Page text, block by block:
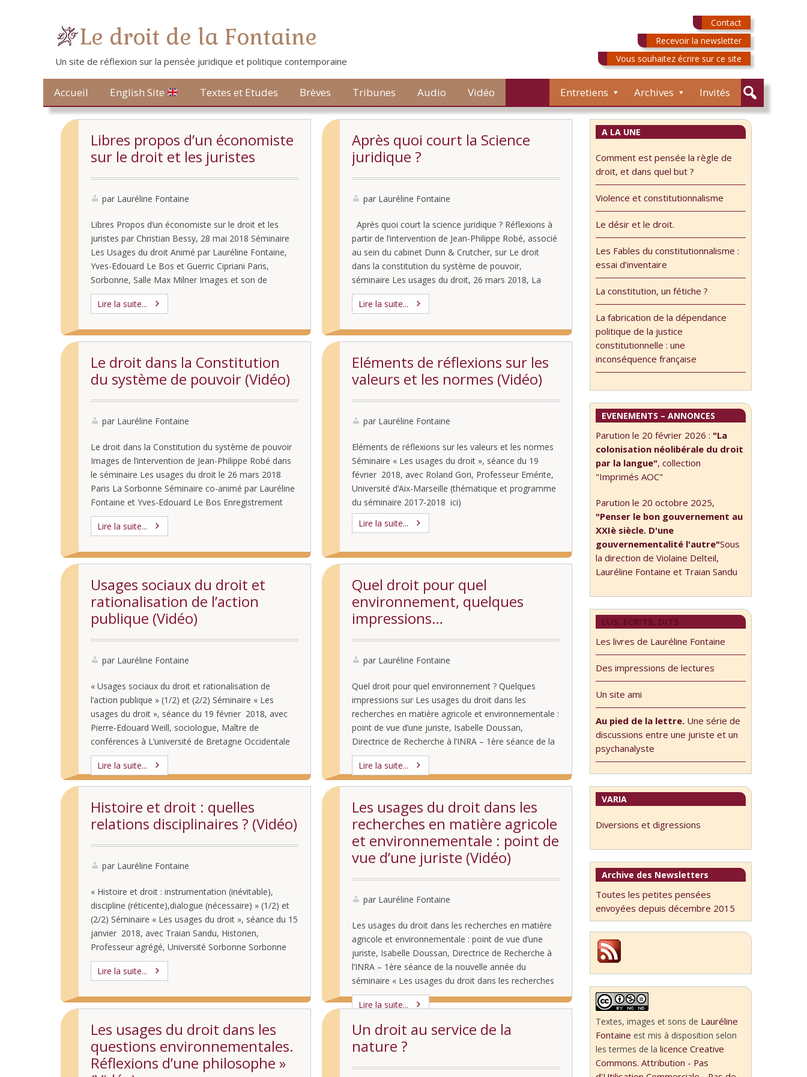
Le droit de la Fontaine
Un site de réflexion sur la pensée juridique et politique contemporaine
Contact
Recevoir la newsletter
Vous souhaitez écrire sur ce site
Contact
Accueil English Site Invités
Archives
Entretiens
Textes et Etudes Brèves Tribunes Audio Vidéo
Libres propos d’un économiste
sur le droit et les juristes
par Lauréline Fontaine
Libres Propos d’un économiste sur le droit et les
juristes par Christian Bessy, 28 mai 2018 Séminaire
Les Usages du droit Animé par Lauréline Fontaine,
Yves-Edouard Le Bos et Guerric Cipriani Paris,
Sorbonne, Salle Max Milner Images et son de
l’intervention (Parties 1 et 2)
Lire la suite...
Après quoi court la Science
juridique ?
par Lauréline Fontaine
Après quoi court la science juridique ? Réflexions à
partir de l’intervention de Jean-Philippe Robé, associé
au sein du cabinet Dunn & Crutcher, sur Le droit
dans la constitution du système de pouvoir,
séminaire Les usages du droit, 26 mars 2018, La
Sorbonne, Paris, animé par Lauréline Fontaine et
Yves-Edouard Le Bos Analyser un discours …
Lire la suite...
Le droit dans la Constitution
du système de pouvoir (Vidéo)
par Lauréline Fontaine
Le droit dans la Constitution du système de pouvoir
Images de l’intervention de Jean-Philippe Robé dans
le séminaire Les usages du droit le 26 mars 2018
Paris La Sorbonne Séminaire co-animé par Lauréline
Fontaine et Yves-Edouard Le Bos Enregistrement
vidéo en 2 parties Voir aussi quelques réflexions à
partir de l’intervention : Après quoi court …
Lire la suite...
Eléments de réflexions sur les
valeurs et les normes (Vidéo)
par Lauréline Fontaine
Eléments de réflexions sur les valeurs et les normes
Séminaire « Les usages du droit », séance du 19
février 2018, avec Roland Gori, Professeur Emérite,
Université d’Aix-Marseille (thématique et programme
du séminaire 2017-2018 ici)
Lire la suite...
Usages sociaux du droit et
rationalisation de l’action
publique (Vidéo)
par Lauréline Fontaine
« Usages sociaux du droit et rationalisation de
l’action publique » (1/2) et (2/2) Séminaire « Les
usages du droit », séance du 19 février 2018, avec
Pierre-Edouard Weill, sociologue, Maître de
conférences à L’université de Bretagne Occidentale
(thématique et programme du séminaire 2017-2018
ici)
Lire la suite...
Quel droit pour quel
environnement, quelques
impressions…
par Lauréline Fontaine
Quel droit pour quel environnement ? Quelques
impressions sur Les usages du droit dans les
recherches en matière agricole et environnementale :
point de vue d’une juriste, Isabelle Doussan,
Directrice de Recherche à l’INRA – 1ère séance de la
nouvelle année du séminaire « Les usages du droit
dans les recherches académiques en sciences
humaines et …
Lire la suite...
Histoire et droit : quelles
relations disciplinaires ? (Vidéo)
par Lauréline Fontaine
« Histoire et droit : instrumentation (inévitable),
discipline (réticente),dialogue (nécessaire) » (1/2) et
(2/2) Séminaire « Les usages du droit », séance du 15
janvier 2018, avec Traian Sandu, Historien,
Professeur agrégé, Université Sorbonne Sorbonne
Nouvelle (thématique et programme du séminaire
2017-2018 ici)
Lire la suite...
Les usages du droit dans les
recherches en matière agricole
et environnementale : point de
vue d’une juriste (Vidéo)
par Lauréline Fontaine
Les usages du droit dans les recherches en matière
agricole et environnementale : point de vue d’une
juriste, Isabelle Doussan, Directrice de Recherche à
l’INRA – 1ère séance de la nouvelle année du
séminaire « Les usages du droit dans les recherches
académiques en sciences humaines et sociales » le 6
novembre 2017 (thématique et programme du …
Lire la suite...
Les usages du droit dans les
questions environnementales.
Réflexions d’une philosophe »
Un droit au service de la
nature ?
A LA UNE
Comment est pensée la règle de
droit, et dans quel but ?
Violence et constitutionnalisme
Le désir et le droit.
Les Fables du constitutionnalisme :
essai d’inventaire
La constitution, un fétiche ?
La fabrication de la dépendance
politique de la justice
constitutionnelle : une
inconséquence française
EVENEMENTS – ANNONCES
Parution le 20 février 2026 : "La
colonisation néolibérale du droit
par la langue", collection
"Imprimés AOC"
Parution le 20 octobre 2025,
"Penser le bon gouvernement au
XXIè siècle. D'une
gouvernementalité l'autre"Sous
la direction de Violaine Delteil,
Lauréline Fontaine et Traian Sandu
LUS, ECRITS, DITS
Les livres de Lauréline Fontaine
Des impressions de lectures
Un site ami
Au pied de la lettre. Une série de
discussions entre une juriste et un
psychanalyste
VARIA
Diversions et digressions
Archive des Newsletters
Toutes les petites pensées
envoyées depuis décembre 2015
Textes, images et sons de Lauréline
Fontaine est mis à disposition selon
les termes de la licence Creative
Commons. Attribution - Pas